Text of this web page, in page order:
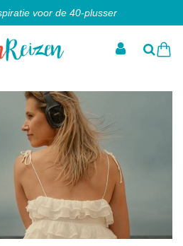
voor de 40-plusser